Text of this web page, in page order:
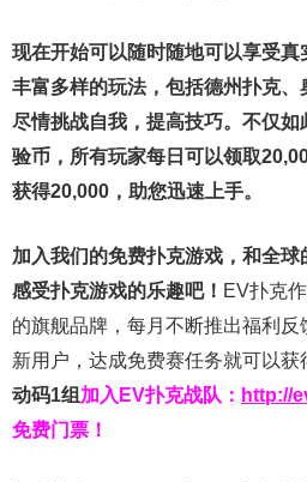
现在开始可以随时随地可以享受
丰富多样的玩法，包括德州扑克
尽情挑战自我，提高技巧。不仅如
验币，所有玩家每日可以领取
获得20,000，助您迅速上手。
加入我们的免费扑克游戏，和全球
感受扑克游戏的乐趣吧！ EV扑克
的旗舰品牌，每月不断推出福利
新用户，达成免费赛任务就可以
动码1组 加入EV扑克战队： http://
免费门票！